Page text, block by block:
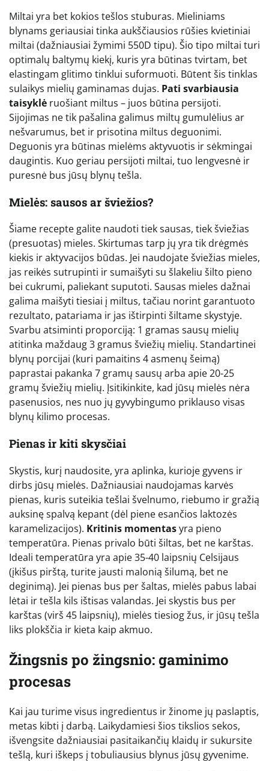
Miltai yra bet kokios tešlos stuburas. Mieliniams
blynams geriausiai tinka aukščiausios rūšies kvietiniai
miltai (dažniausiai žymimi 550D tipu). Šio tipo miltai turi
optimalų baltymų kiekį, kuris yra būtinas tvirtam, bet
elastingam glitimo tinklui suformuoti. Būtent šis tinklas
sulaikys mielių gaminamas dujas. Pati svarbiausia
taisyklė ruošiant miltus – juos būtina persijoti.
Sijojimas ne tik pašalina galimus miltų gumulėlius ar
nešvarumus, bet ir prisotina miltus deguonimi.
Deguonis yra būtinas mielėms aktyvuotis ir sėkmingai
daugintis. Kuo geriau persijoti miltai, tuo lengvesnė ir
puresnė bus jūsų blynų tešla.
Mielės: sausos ar šviežios?
Šiame recepte galite naudoti tiek sausas, tiek šviežias
(presuotas) mieles. Skirtumas tarp jų yra tik drėgmės
kiekis ir aktyvacijos būdas. Jei naudojate šviežias mieles,
jas reikės sutrupinti ir sumaišyti su šlakeliu šilto pieno
bei cukrumi, paliekant suputoti. Sausas mieles dažnai
galima maišyti tiesiai į miltus, tačiau norint garantuoto
rezultato, patariama ir jas ištirpinti šiltame skystyje.
Svarbu atsiminti proporciją: 1 gramas sausų mielių
atitinka maždaug 3 gramus šviežių mielių. Standartinei
blynų porcijai (kuri pamaitins 4 asmenų šeimą)
paprastai pakanka 7 gramų sausų arba apie 20-25
gramų šviežių mielių. Įsitikinkite, kad jūsų mielės nėra
pasenusios, nes nuo jų gyvybingumo priklauso visas
blynų kilimo procesas.
Pienas ir kiti skysčiai
Skystis, kurį naudosite, yra aplinka, kurioje gyvens ir
dirbs jūsų mielės. Dažniausiai naudojamas karvės
pienas, kuris suteikia tešlai švelnumo, riebumo ir gražią
auksinę spalvą kepant (dėl piene esančios laktozės
karamelizacijos). Kritinis momentasyra pieno
temperatūra. Pienas privalo būti šiltas, bet ne karštas.
Ideali temperatūra yra apie 35-40 laipsnių Celsijaus
(įkišus pirštą, turite jausti malonią šilumą, bet ne
deginimą). Jei pienas bus per šaltas, mielės pabus labai
lėtai ir tešla kils ištisas valandas. Jei skystis bus per
karštas (virš 45 laipsnių), mielės tiesiog žus, ir jūsų tešla
liks plokščia ir kieta kaip akmuo.
Žingsnis po žingsnio: gaminimo
procesas
Kai jau turime visus ingredientus ir žinome jų paslaptis,
metas kibti į darbą. Laikydamiesi šios tikslios sekos,
išvengsite dažniausiai pasitaikančių klaidų ir sukursite
tešlą, kuri iškeps į tobuliausius blynus jūsų gyvenime.